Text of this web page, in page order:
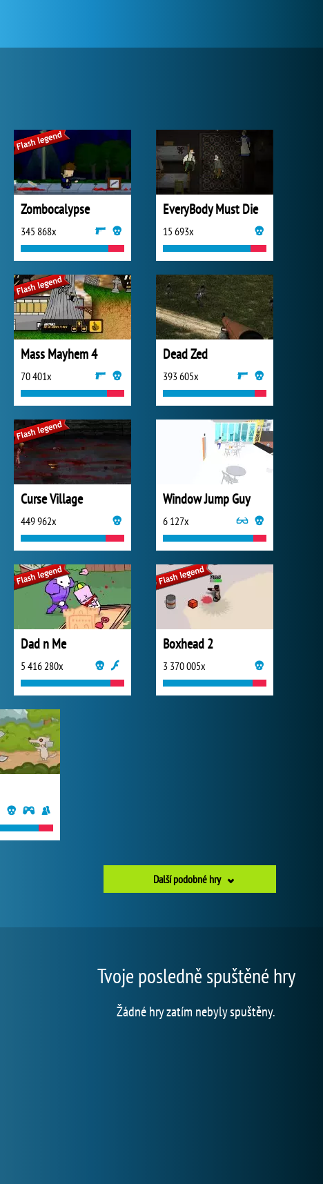
Zombocalypse
345 868x
EveryBody Must Die
15 693x
Mass Mayhem 4
70 401x
Dead Zed
393 605x
Curse Village
449 962x
Window Jump Guy
6 127x
Dad n Me
5 416 280x
Boxhead 2
3 370 005x
Další podobné hry
Tvoje posledně spuštěné hry
Žádné hry zatím nebyly spuštěny.